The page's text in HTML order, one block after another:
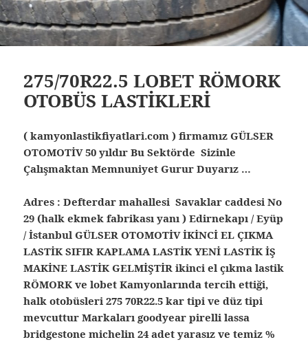
275/70R22.5 LOBET RÖMORK
OTOBÜS LASTİKLERİ
( kamyonlastikfiyatlari.com ) firmamız GÜLSER
OTOMOTİV 50 yıldır Bu Sektörde Sizinle
Çalışmaktan Memnuniyet Gurur Duyarız …
Adres : Defterdar mahallesi Savaklar caddesi No
29 (halk ekmek fabrikası yanı ) Edirnekapı / Eyüp
/ İstanbulGÜLSER OTOMOTİV İKİNCİ EL ÇIKMA
LASTİK SIFIR KAPLAMA LASTİK YENİ LASTİK İŞ
MAKİNE LASTİK GELMİŞTİR ikinci el çıkma lastik
RÖMORK ve lobet Kamyonlarında tercih ettiği,
halk otobüsleri 275 70R22.5 kar tipi ve düz tipi
mevcuttur Markaları goodyear pirelli lassa
bridgestone michelin 24 adet yarasız ve temiz %